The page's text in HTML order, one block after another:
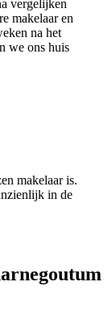
vergelijken
makelaar en
na het
we ons huis
makelaar is.
in de